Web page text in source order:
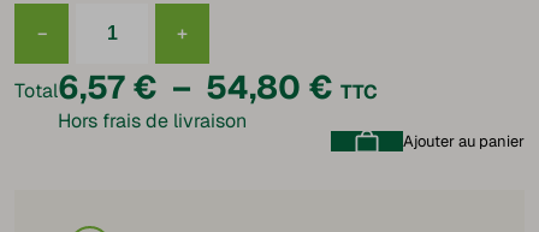
−
quantité
de
Lard
paysan
supérieur
+
Total6,57 € – 54,80 € Plage
de
TTC
Hors frais de livraison
Ajouter au panier